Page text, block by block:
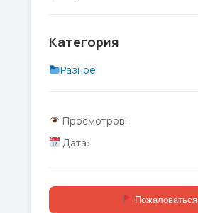
Категория
Разное
Просмотров:
Дата:
Пожаловаться